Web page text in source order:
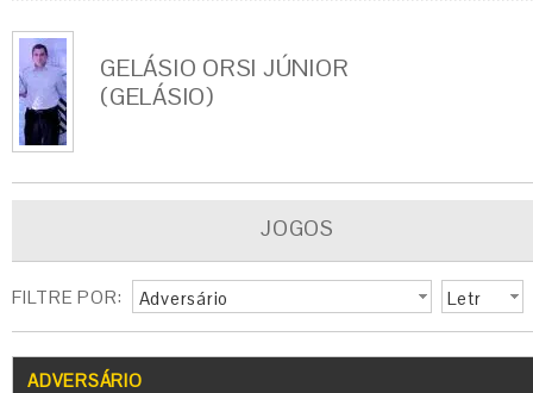
GELÁSIO ORSI JÚNIOR
(GELÁSIO)
JOGOS
FILTRE POR: Adversário
Letr
ADVERSÁRIO